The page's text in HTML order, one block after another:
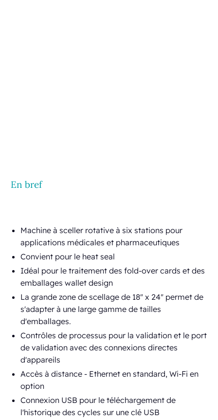
En bref
Machine à sceller rotative à six stations pour
applications médicales et pharmaceutiques
Convient pour le heat seal
Idéal pour le traitement des fold-over cards et des
emballages wallet design
La grande zone de scellage de 18" x 24" permet de
s'adapter à une large gamme de tailles
d'emballages.
Contrôles de processus pour la validation et le port
de validation avec des connexions directes
d'appareils
Accès à distance - Ethernet en standard, Wi-Fi en
option
Connexion USB pour le téléchargement de
l'historique des cycles sur une clé USB